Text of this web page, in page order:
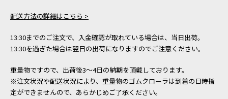
配送方法の詳細はこちら >
13:30までのご注文で、入金確認が取れている場合は、当日出荷。
13:30を過ぎた場合は翌日の出荷になりますのでご注意ください。
重量物ですので、出荷後3～4日の納期を頂戴しております。
※注文状況や配送状況により、重量物のゴムクローラは到着の日時指
定ができませんので、あらかじめご了承ください。